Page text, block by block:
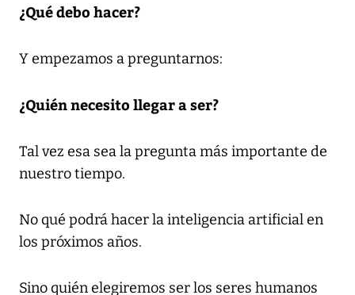
¿Qué debo hacer?
Y empezamos a preguntarnos:
¿Quién necesito llegar a ser?
Tal vez esa sea la pregunta más importante de
nuestro tiempo.
No qué podrá hacer la inteligencia artificial en
los próximos años.
Sino quién elegiremos ser los seres humanos